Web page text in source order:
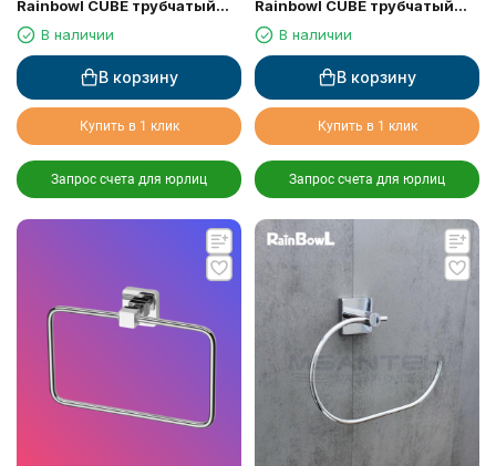
Rainbowl CUBE трубчатый
2756-60 хром 60 см
В наличии
В корзину
Купить в 1 клик
Запрос счета для юрлиц
Rainbowl CUBE трубчатый
2756-60BP черный матовый
60 см
В наличии
В корзину
Купить в 1 клик
Запрос счета для юрлиц